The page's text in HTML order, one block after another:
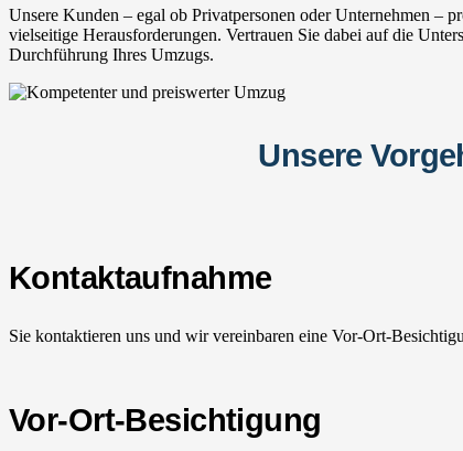
Unsere Kunden – egal ob Privatpersonen oder Unternehmen –
vielseitige Herausforderungen. Vertrauen Sie dabei auf die
Durchführung Ihres Umzugs.
Unsere
Kontaktaufnahme
Sie kontaktieren uns und wir vereinbaren eine Vor-Ort-
Vor-Ort-Besichtigung